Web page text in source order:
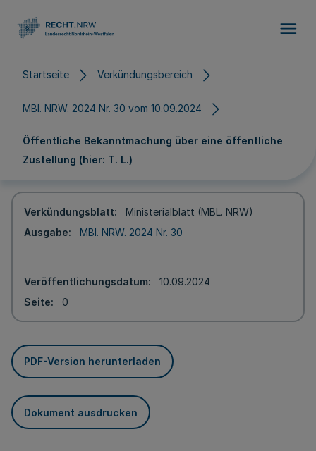
Startseite Verkündungsbereich
MBl. NRW. 2024 Nr. 30 vom 10.09.2024
Öffentliche Bekanntmachung über eine öffentliche
Zustellung (hier: T. L.)
Verkündungsblatt
Ministerialblatt (MBL. NRW)
Ausgabe
MBl. NRW. 2024 Nr. 30
Veröffentlichungsdatum
10.09.2024
Seite
0
PDF-Version herunterladen
Dokument ausdrucken